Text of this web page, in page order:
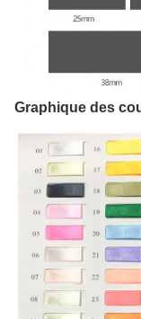
Graphique des